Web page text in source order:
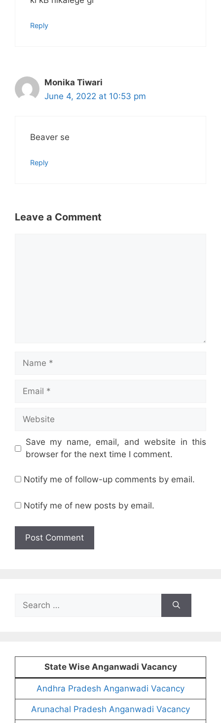
Reply
Monika Tiwari
June 4, 2022 at 10:53 pm
Beaver se
Reply
Leave a Comment
Name
Email
Website
Save my name, email, and website in this
browser for the next time I comment.
Notify me of follow-up comments by email.
Notify me of new posts by email.
for:
State Wise Anganwadi Vacancy
Andhra Pradesh Anganwadi Vacancy
Arunachal Pradesh Anganwadi Vacancy